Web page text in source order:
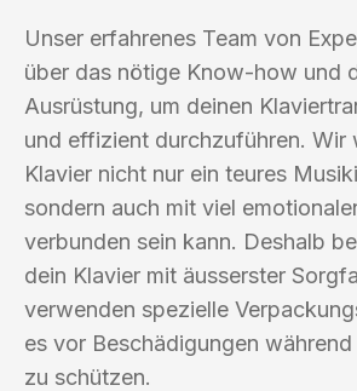
Unser erfahrenes Team von
über das nötige Know-how und
Ausrüstung, um deinen
und effizient durchzuführen. Wir
Klavier nicht nur ein teures
sondern auch mit viel
verbunden sein kann. Deshalb
dein Klavier mit äusserster
verwenden spezielle
es vor Beschädigungen
zu schützen.